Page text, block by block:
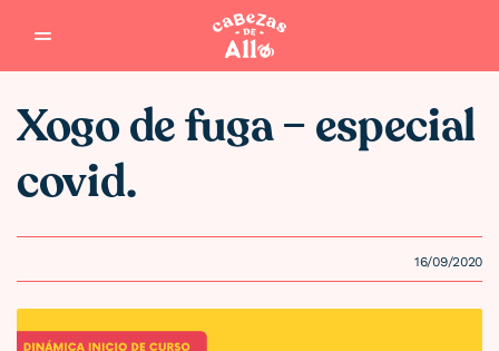
Xogo de fuga – especial
covid.
16/09/2020